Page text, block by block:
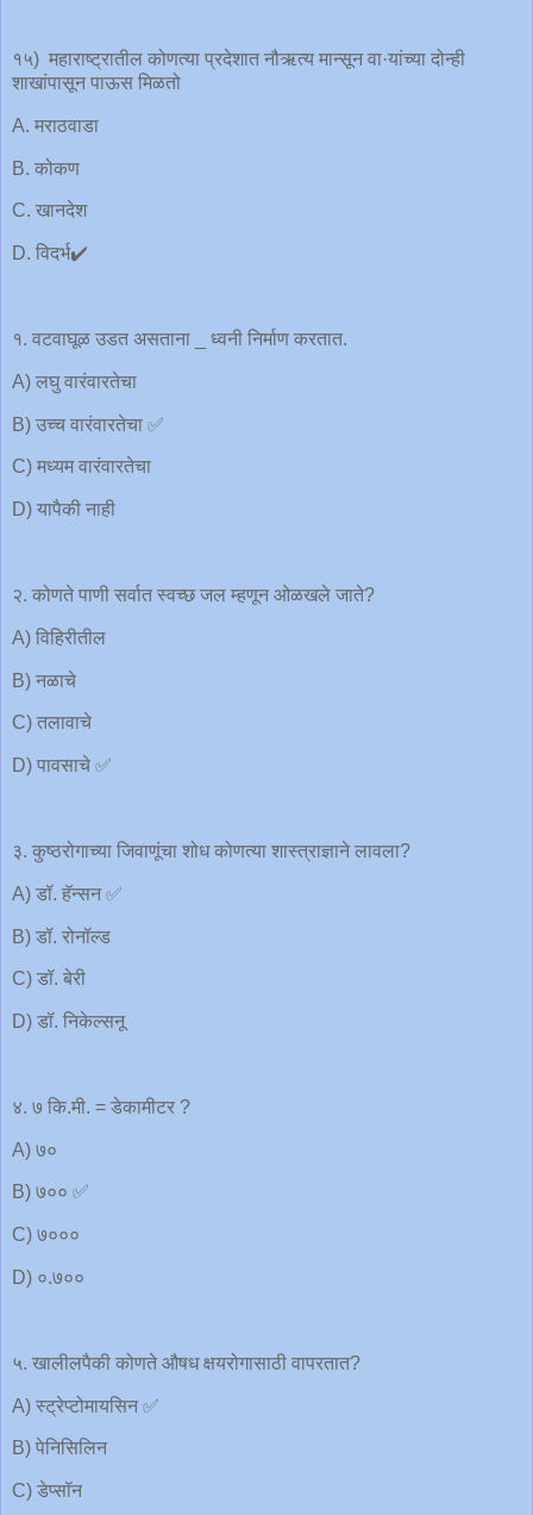
१५) महाराष्ट्रातील कोणत्या प्रदेशात नौऋत्य मान्सून वा·यांच्या दोन्ही
शाखांपासून पाऊस मिळतो
A. मराठवाडा
B. कोकण
C. खानदेश
D. विदर्भ✔️
१. वटवाघूळ उडत असताना _ ध्वनी निर्माण करतात.
A) लघु वारंवारतेचा
B) उच्च वारंवारतेचा ✅
C) मध्यम वारंवारतेचा
D) यापैकी नाही
२. कोणते पाणी सर्वात स्वच्छ जल म्हणून ओळखले जाते?
A) विहिरीतील
B) नळाचे
C) तलावाचे
D) पावसाचे ✅
३. कुष्ठरोगाच्या जिवाणूंचा शोध कोणत्या शास्त्राज्ञाने लावला?
A) डॉ. हॅन्सन ✅
B) डॉ. रोनॉल्ड
C) डॉ. बेरी
D) डॉ. निकेल्सनू
४. ७ कि.मी. = डेकामीटर ?
A) ७०
B) ७०० ✅
C) ७०००
D) ०.७००
५. खालीलपैकी कोणते औषध क्षयरोगासाठी वापरतात?
A) स्ट्रेप्टोमायसिन ✅
B) पेनिसिलिन
C) डेप्सॉन